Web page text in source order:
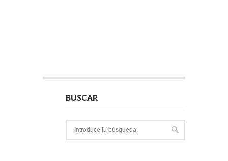
BUSCAR